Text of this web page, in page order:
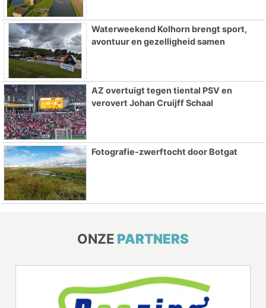
Waterweekend Kolhorn brengt sport,
avontuur en gezelligheid samen
AZ overtuigt tegen tiental PSV en
verovert Johan Cruijff Schaal
Fotografie-zwerftocht door Botgat
ONZE PARTNERS